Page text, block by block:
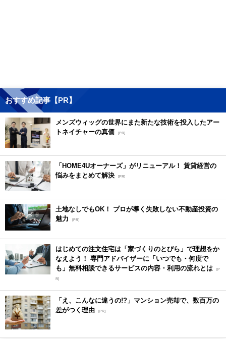
おすすめ記事【PR】
メンズウィッグの世界にまた新たな技術を投入したアー
トネイチャーの真価 [PR]
「HOME4Uオーナーズ」がリニューアル！ 賃貸経営の
悩みをまとめて解決 [PR]
土地なしでもOK！ プロが導く失敗しない不動産投資の
魅力
[PR]
はじめての注文住宅は「家づくりのとびら」で理想をか
なえよう！ 専門アドバイザーに「いつでも・何度で
も」無料相談できるサービスの内容・利用の流れとは [P
R]
「え、こんなに違うの!?」マンション売却で、数百万の
差がつく理由 [PR]